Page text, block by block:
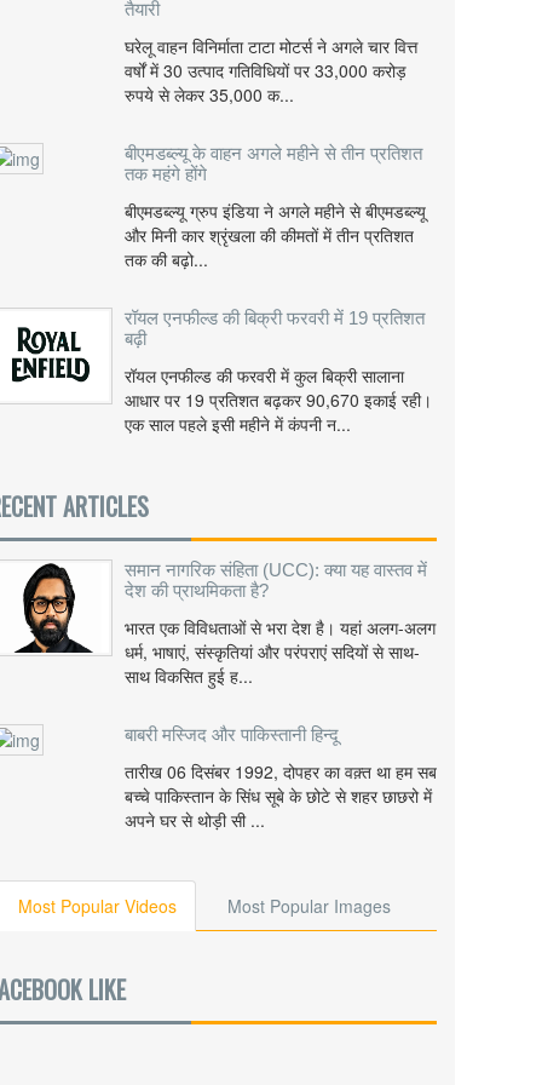
तैयारी
घरेलू वाहन विनिर्माता टाटा मोटर्स ने अगले चार वित्त
वर्षों में 30 उत्पाद गतिविधियों पर 33,000 करोड़
रुपये से लेकर 35,000 क...
बीएमडब्ल्यू के वाहन अगले महीने से तीन प्रतिशत
तक महंगे होंगे
बीएमडब्ल्यू ग्रुप इंडिया ने अगले महीने से बीएमडब्ल्यू
और मिनी कार श्रृंखला की कीमतों में तीन प्रतिशत
तक की बढ़ो...
रॉयल एनफील्ड की बिक्री फरवरी में 19 प्रतिशत
बढ़ी
रॉयल एनफील्ड की फरवरी में कुल बिक्री सालाना
आधार पर 19 प्रतिशत बढ़कर 90,670 इकाई रही।
एक साल पहले इसी महीने में कंपनी न...
ARTICLES
समान नागरिक संहिता (UCC): क्या यह वास्तव में
देश की प्राथमिकता है?
भारत एक विविधताओं से भरा देश है। यहां अलग-अलग
धर्म, भाषाएं, संस्कृतियां और परंपराएं सदियों से साथ-
साथ विकसित हुई ह...
बाबरी मस्जिद और पाकिस्तानी हिन्दू
तारीख 06 दिसंबर 1992, दोपहर का वक़्त था हम सब
बच्चे पाकिस्तान के सिंध सूबे के छोटे से शहर छाछरो में
अपने घर से थोड़ी सी ...
Most Popular Videos Most Popular Images
LIKE